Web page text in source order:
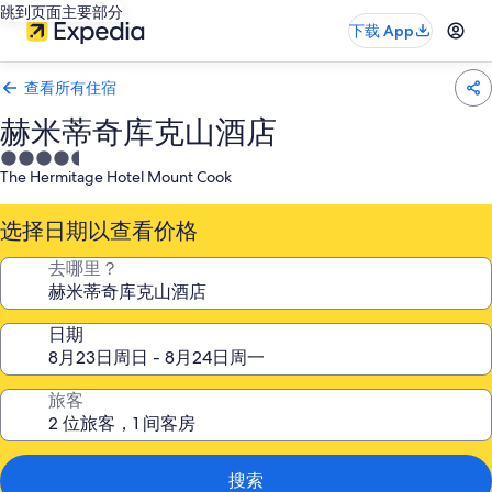
跳到页面主要部分
下载 App
查看所有住宿
赫米蒂奇库克山酒店
4.5
星
住
宿
The Hermitage Hotel Mount Cook
选择日期以查看价格
去哪里？
日期
旅客
搜索